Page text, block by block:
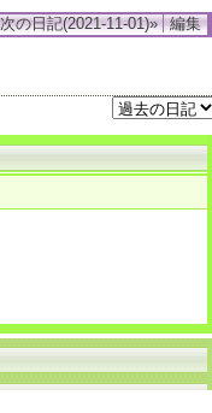
次の日記(2021-11-01)» 編集